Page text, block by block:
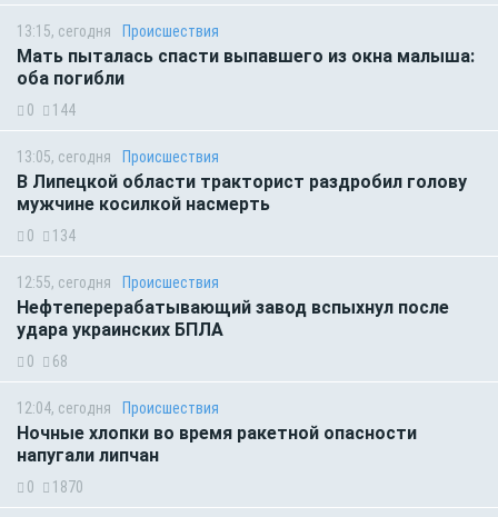
13:15, сегодня Происшествия
Мать пыталась спасти выпавшего из окна малыша:
оба погибли
0 144
13:05, сегодня Происшествия
В Липецкой области тракторист раздробил голову
мужчине косилкой насмерть
0 134
12:55, сегодня Происшествия
Нефтеперерабатывающий завод вспыхнул после
удара украинских БПЛА
0 68
12:04, сегодня Происшествия
Ночные хлопки во время ракетной опасности
напугали липчан
0 1870